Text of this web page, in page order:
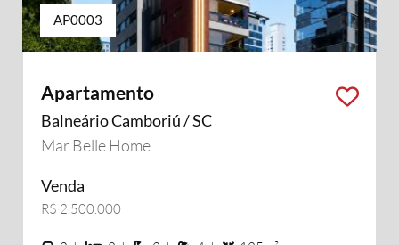
AP0003
Apartamento
Balneário Camboriú / SC
Mar Belle Home
Venda
R$ 2.500.000